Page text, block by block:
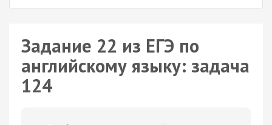
Задание 22 из ЕГЭ по
английскому языку: задача
124